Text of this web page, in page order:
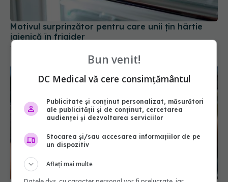
Motivul surprinzător pentru care unii țin hârtie
igienică în frigider
13 feb 2026, 20:34
Bun venit!
DC Medical vă cere consimțământul
Publicitate și conținut personalizat, măsurători
ale publicității și de conținut, cercetarea
audienței și dezvoltarea serviciilor
Stocarea și/sau accesarea informațiilor de pe
un dispozitiv
Aflați mai multe